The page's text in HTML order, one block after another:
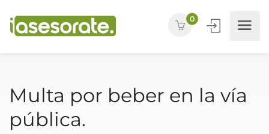
0
Multa por beber en la vía
pública.